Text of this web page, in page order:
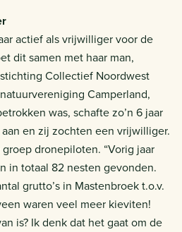
actief als vrijwilliger voor de
dit samen met haar man,
Collectief Noordwest
Camperland,
was, schafte zo’n 6 jaar
en zij zochten een vrijwilliger.
dronepiloten. “Vorig jaar
in totaal 82 nesten gevonden.
grutto’s in Mastenbroek t.o.v.
waren veel meer kieviten!
is? Ik denk dat het gaat om de